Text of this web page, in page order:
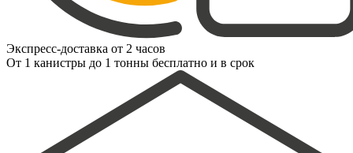
Экспресс-доставка от 2 часов
От 1 канистры до 1 тонны бесплатно и в срок